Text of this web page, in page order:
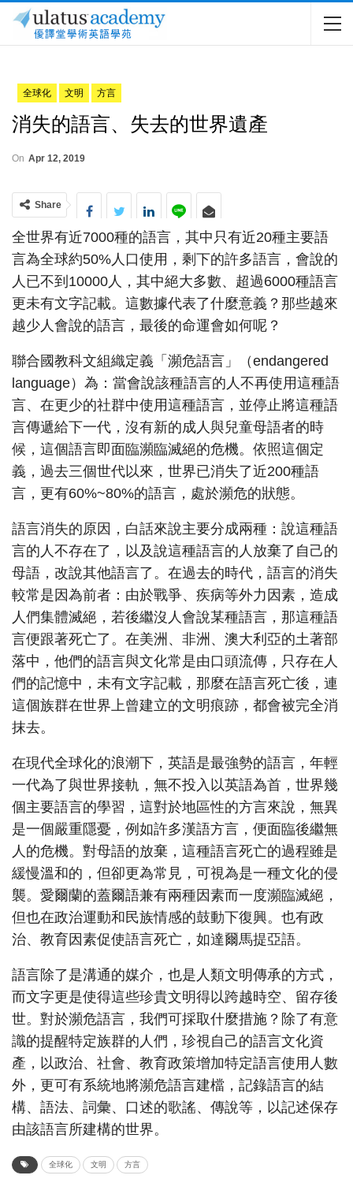
全球化 文明 方言
消失的語言、失去的世界遺產
On Apr 12, 2019
Share
全世界有近7000種的語言，其中只有近20種主要語
言為全球約50%人口使用，剩下的許多語言，會說的
人已不到10000人，其中絕大多數、超過6000種語言
更未有文字記載。這數據代表了什麼意義？那些越來
越少人會說的語言，最後的命運會如何呢？
聯合國教科文組織定義「瀕危語言」（endangered
language）為：當會說該種語言的人不再使用這種語
言、在更少的社群中使用這種語言，並停止將這種語
言傳遞給下一代，沒有新的成人與兒童母語者的時
候，這個語言即面臨瀕臨滅絕的危機。依照這個定
義，過去三個世代以來，世界已消失了近200種語
言，更有60%~80%的語言，處於瀕危的狀態。
語言消失的原因，白話來說主要分成兩種：說這種語
言的人不存在了，以及說這種語言的人放棄了自己的
母語，改說其他語言了。在過去的時代，語言的消失
較常是因為前者：由於戰爭、疾病等外力因素，造成
人們集體滅絕，若後繼沒人會說某種語言，那這種語
言便跟著死亡了。在美洲、非洲、澳大利亞的土著部
落中，他們的語言與文化常是由口頭流傳，只存在人
們的記憶中，未有文字記載，那麼在語言死亡後，連
這個族群在世界上曾建立的文明痕跡，都會被完全消
抹去。
在現代全球化的浪潮下，英語是最強勢的語言，年輕
一代為了與世界接軌，無不投入以英語為首，世界幾
個主要語言的學習，這對於地區性的方言來說，無異
是一個嚴重隱憂，例如許多漢語方言，便面臨後繼無
人的危機。對母語的放棄，這種語言死亡的過程雖是
緩慢溫和的，但卻更為常見，可視為是一種文化的侵
襲。愛爾蘭的蓋爾語兼有兩種因素而一度瀕臨滅絕，
但也在政治運動和民族情感的鼓動下復興。也有政
治、教育因素促使語言死亡，如達爾馬提亞語。
語言除了是溝通的媒介，也是人類文明傳承的方式，
而文字更是使得這些珍貴文明得以跨越時空、留存後
世。對於瀕危語言，我們可採取什麼措施？除了有意
識的提醒特定族群的人們，珍視自己的語言文化資
產，以政治、社會、教育政策增加特定語言使用人數
外，更可有系統地將瀕危語言建檔，記錄語言的結
構、語法、詞彙、口述的歌謠、傳說等，以記述保存
由該語言所建構的世界。
全球化 文明 方言